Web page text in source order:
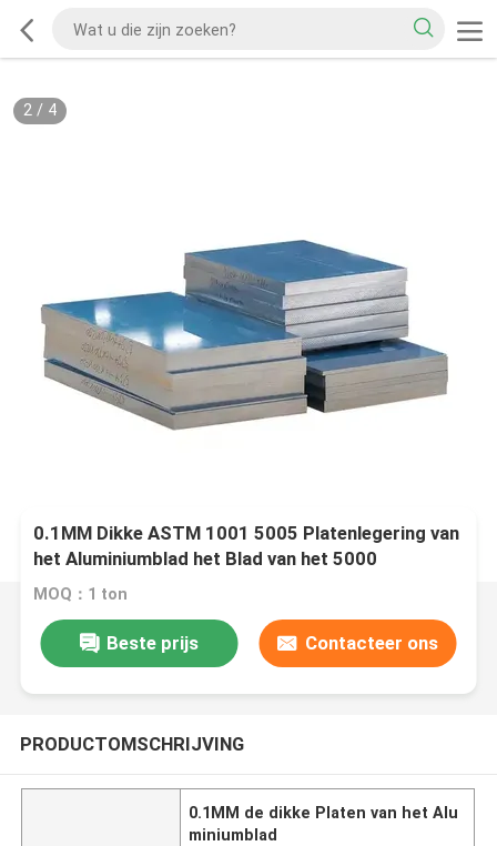
2/ 4
0.1MM Dikke ASTM 1001 5005 Platenlegering van
het Aluminiumblad het Blad van het 5000
Reeksenaluminium
MOQ：1 ton
Beste prijs Contacteer ons
PRODUCTOMSCHRIJVING
0.1MM de dikke Platen van het Alu
miniumblad